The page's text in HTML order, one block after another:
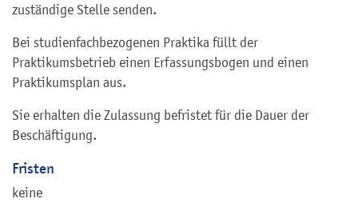
zuständige Stelle senden.
Bei studienfachbezogenen Praktika füllt der
Praktikumsbetrieb einen Erfassungsbogen und einen
Praktikumsplan aus.
Sie erhalten die Zulassung befristet für die Dauer der
Beschäftigung.
Fristen
keine